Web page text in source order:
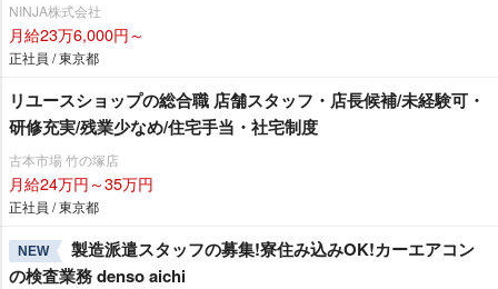
NINJA株式会社
月給23万6,000円～
正社員 / 東京都
リユースショップの総合職 店舗スタッフ・店長候補/未経験可・
研修充実/残業少なめ/住宅手当・社宅制度
古本市場 竹の塚店
月給24万円～35万円
正社員 / 東京都
NEW
製造派遣スタッフの募集!寮住み込みOK!カーエアコン
の検査業務 denso aichi